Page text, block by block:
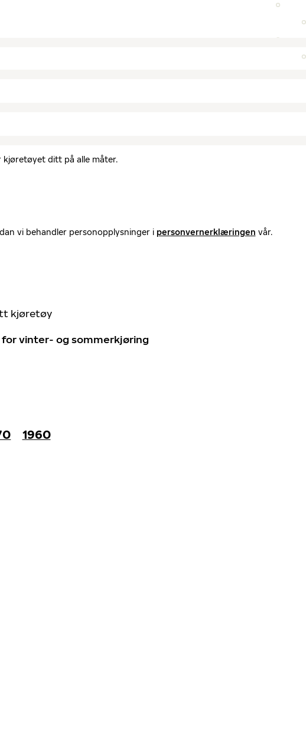
kjøretøyet ditt på alle måter.
vi behandler personopplysninger i personvernerklæringen vår.
kjøretøy
vinter- og sommerkjøring
1960